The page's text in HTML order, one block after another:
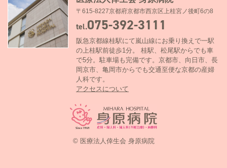
〒615-8227京都府京都市西京区上桂宮ノ後町6の8
tel.075-392-3111
阪急京都線桂駅にて嵐山線にお乗り換えで一駅
の上桂駅前徒歩1分。 桂駅、松尾駅からでも車
で5分。駐車場も完備です。京都市、向日市、長
岡京市、亀岡市からでも交通至便な京都の産婦
人科です。
アクセスについて
© 医療法人倖生会 身原病院